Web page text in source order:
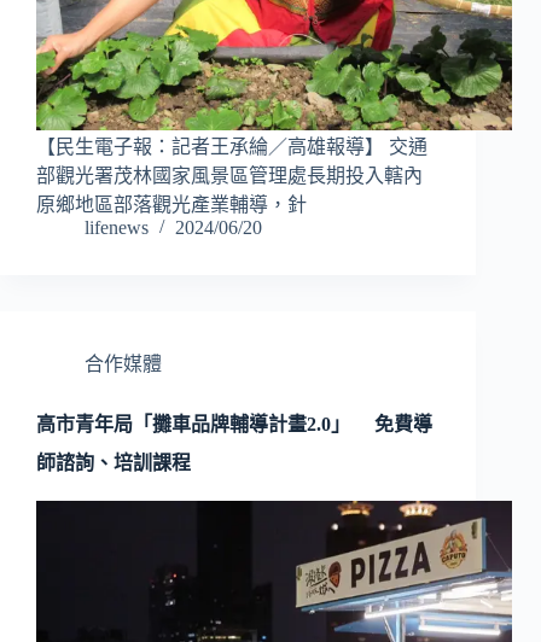
【民生電子報：記者王承綸／高雄報導】 交通
部觀光署茂林國家風景區管理處長期投入轄內
原鄉地區部落觀光產業輔導，針
lifenews
2024/06/20
合作媒體
高市青年局「攤車品牌輔導計畫2.0」 免費導
師諮詢、培訓課程